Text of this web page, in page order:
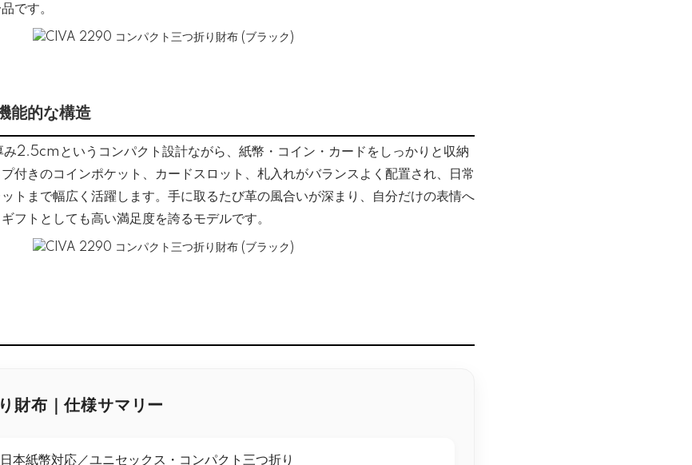
です。
能的な構造
2.5cmというコンパクト設計ながら、紙幣・コイン・カードをしっかりと収納
付きのコインポケット、カードスロット、札入れがバランスよく配置され、日常
トまで幅広く活躍します。手に取るたび革の風合いが深まり、自分だけの表情へ
フトとしても高い満足度を誇るモデルです。
財布｜仕様サマリー
日本紙幣対応／ユニセックス・コンパクト三つ折り